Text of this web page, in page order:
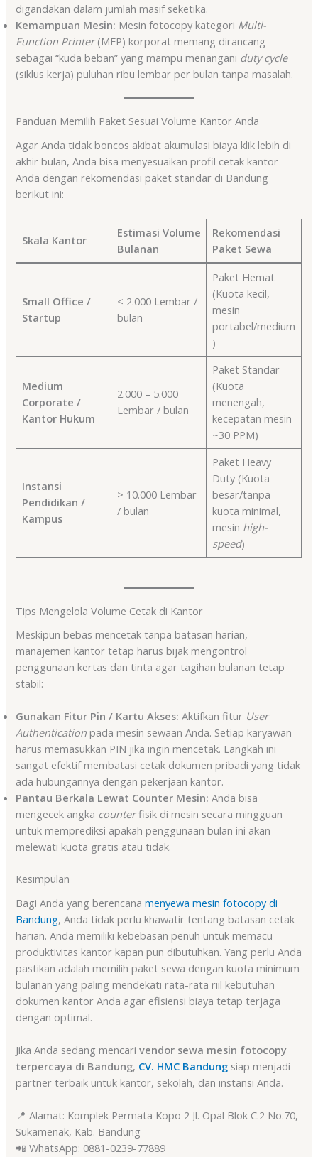
digandakan dalam jumlah masif seketika.
Kemampuan Mesin: Mesin fotocopy kategori Multi-
Function Printer(MFP) korporat memang dirancang
sebagai “kuda beban” yang mampu menangani duty cycle
(siklus kerja) puluhan ribu lembar per bulan tanpa masalah.
Panduan Memilih Paket Sesuai Volume Kantor Anda
Agar Anda tidak boncos akibat akumulasi biaya klik lebih di
akhir bulan, Anda bisa menyesuaikan profil cetak kantor
Anda dengan rekomendasi paket standar di Bandung
berikut ini:
Skala Kantor
Estimasi Volume
Bulanan
Rekomendasi
Paket Sewa
Small Office /
Startup
< 2.000 Lembar /
bulan
Paket Hemat
(Kuota kecil,
mesin
portabel/medium
)
Medium
Corporate /
Kantor Hukum
2.000 – 5.000
Lembar / bulan
Paket Standar
(Kuota
menengah,
kecepatan mesin
~30 PPM)
Instansi
Pendidikan /
Kampus
> 10.000 Lembar
/ bulan
Paket Heavy
Duty (Kuota
besar/tanpa
kuota minimal,
mesin high-
speed)
Tips Mengelola Volume Cetak di Kantor
Meskipun bebas mencetak tanpa batasan harian,
manajemen kantor tetap harus bijak mengontrol
penggunaan kertas dan tinta agar tagihan bulanan tetap
stabil:
Gunakan Fitur Pin / Kartu Akses: Aktifkan fitur User
Authentication pada mesin sewaan Anda. Setiap karyawan
harus memasukkan PIN jika ingin mencetak. Langkah ini
sangat efektif membatasi cetak dokumen pribadi yang tidak
ada hubungannya dengan pekerjaan kantor.
Pantau Berkala Lewat Counter Mesin: Anda bisa
mengecek angka counterfisik di mesin secara mingguan
untuk memprediksi apakah penggunaan bulan ini akan
melewati kuota gratis atau tidak.
Kesimpulan
Bagi Anda yang berencanamenyewa mesin fotocopy di
Bandung, Anda tidak perlu khawatir tentang batasan cetak
harian. Anda memiliki kebebasan penuh untuk memacu
produktivitas kantor kapan pun dibutuhkan. Yang perlu Anda
pastikan adalah memilih paket sewa dengan kuota minimum
bulanan yang paling mendekati rata-rata riil kebutuhan
dokumen kantor Anda agar efisiensi biaya tetap terjaga
dengan optimal.
Jika Anda sedang mencarivendor sewa mesin fotocopy
terpercaya di Bandung, CV. HMC Bandung siap menjadi
partner terbaik untuk kantor, sekolah, dan instansi Anda.
📍 Alamat: Komplek Permata Kopo 2 Jl. Opal Blok C.2 No.70,
Sukamenak, Kab. Bandung
📲 WhatsApp: 0881-0239-77889